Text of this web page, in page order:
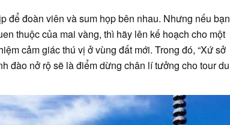
để đoàn viên và sum họp bên nhau. Nhưng nếu bạn
thuộc của mai vàng, thì hãy lên kế hoạch cho một
cảm giác thú vị ở vùng đất mới. Trong đó, “Xứ sở
đào nở rộ sẽ là điểm dừng chân lí tưởng cho tour du